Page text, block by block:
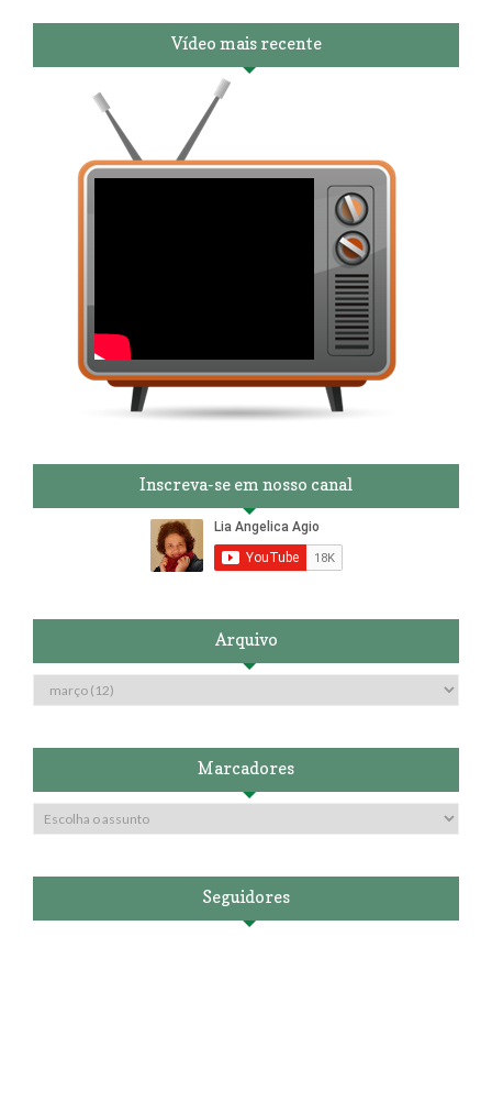
Vídeo mais recente
Inscreva-se em nosso canal
Arquivo
Marcadores
Seguidores